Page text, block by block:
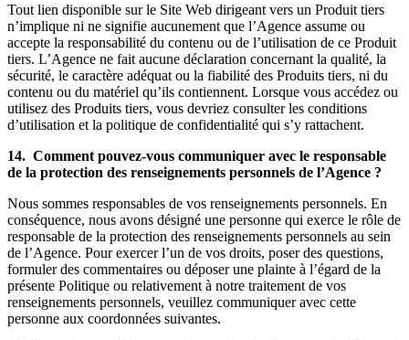
Tout lien disponible sur le Site Web dirigeant vers un Produit tiers
n’implique ni ne signifie aucunement que l’Agence assume ou
accepte la responsabilité du contenu ou de l’utilisation de ce Produit
tiers. L’Agence ne fait aucune déclaration concernant la qualité, la
sécurité, le caractère adéquat ou la fiabilité des Produits tiers, ni du
contenu ou du matériel qu’ils contiennent. Lorsque vous accédez ou
utilisez des Produits tiers, vous devriez consulter les conditions
d’utilisation et la politique de confidentialité qui s’y rattachent.
14. Comment pouvez-vous communiquer avec le responsable
de la protection des renseignements personnels de l’Agence ?
Nous sommes responsables de vos renseignements personnels. En
conséquence, nous avons désigné une personne qui exerce le rôle de
responsable de la protection des renseignements personnels au sein
de l’Agence. Pour exercer l’un de vos droits, poser des questions,
formuler des commentaires ou déposer une plainte à l’égard de la
présente Politique ou relativement à notre traitement de vos
renseignements personnels, veuillez communiquer avec cette
personne aux coordonnées suivantes.